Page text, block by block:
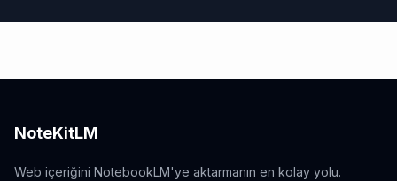
NoteKitLM
Web içeriğini NotebookLM'ye aktarmanın en kolay yolu.